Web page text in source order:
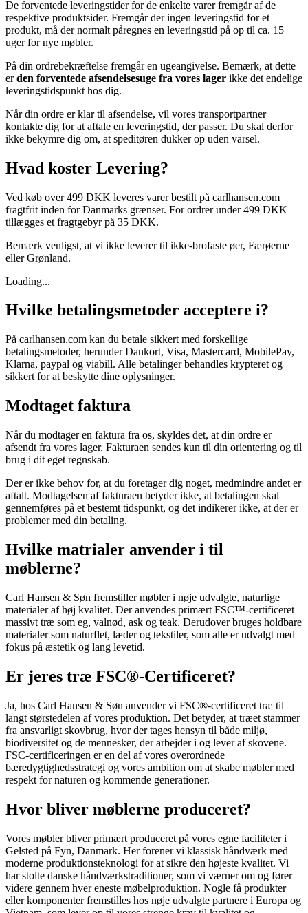
De forventede leveringstider for de enkelte varer fremgår af de
respektive produktsider. Fremgår der ingen leveringstid for et
produkt, må der normalt påregnes en leveringstid på op til ca. 15
uger for nye møbler.
På din ordrebekræftelse fremgår en ugeangivelse. Bemærk, at dette
erden forventede afsendelsesuge fra vores lager ikke det endelige
leveringstidspunkt hos dig.
Når din ordre er klar til afsendelse, vil vores transportpartner
kontakte dig for at aftale en leveringstid, der passer. Du skal derfor
ikke bekymre dig om, at speditøren dukker op uden varsel.
Hvad koster Levering?
Ved køb over 499 DKK leveres varer bestilt på carlhansen.com
fragtfrit inden for Danmarks grænser. For ordrer under 499 DKK
tillægges et fragtgebyr på 35 DKK.
Bemærk venligst, at vi ikke leverer til ikke-brofaste øer, Færøerne
eller Grønland.
Loading...
Hvilke betalingsmetoder acceptere i?
På carlhansen.com kan du betale sikkert med forskellige
betalingsmetoder, herunder Dankort, Visa, Mastercard, MobilePay,
Klarna, paypal og viabill. Alle betalinger behandles krypteret og
sikkert for at beskytte dine oplysninger.
Modtaget faktura
Når du modtager en faktura fra os, skyldes det, at din ordre er
afsendt fra vores lager. Fakturaen sendes kun til din orientering og til
brug i dit eget regnskab.
Der er ikke behov for, at du foretager dig noget, medmindre andet er
aftalt. Modtagelsen af fakturaen betyder ikke, at betalingen skal
gennemføres på et bestemt tidspunkt, og det indikerer ikke, at der er
problemer med din betaling.
Hvilke matrialer anvender i til
møblerne?
Carl Hansen & Søn fremstiller møbler i nøje udvalgte, naturlige
materialer af høj kvalitet. Der anvendes primært FSC™-certificeret
massivt træ som eg, valnød, ask og teak. Derudover bruges holdbare
materialer som naturflet, læder og tekstiler, som alle er udvalgt med
fokus på æstetik og lang levetid.
Er jeres træ FSC®-Certificeret?
Ja, hos Carl Hansen & Søn anvender vi FSC®-certificeret træ til
langt størstedelen af vores produktion. Det betyder, at træet stammer
fra ansvarligt skovbrug, hvor der tages hensyn til både miljø,
biodiversitet og de mennesker, der arbejder i og lever af skovene.
FSC-certificeringen er en del af vores overordnede
bæredygtighedsstrategi og vores ambition om at skabe møbler med
respekt for naturen og kommende generationer.
Hvor bliver møblerne produceret?
Vores møbler bliver primært produceret på vores egne faciliteter i
Gelsted på Fyn, Danmark. Her forener vi klassisk håndværk med
moderne produktionsteknologi for at sikre den højeste kvalitet. Vi
har stolte danske håndværkstraditioner, som vi værner om og fører
videre gennem hver eneste møbelproduktion. Nogle få produkter
eller komponenter fremstilles hos nøje udvalgte partnere i Europa og